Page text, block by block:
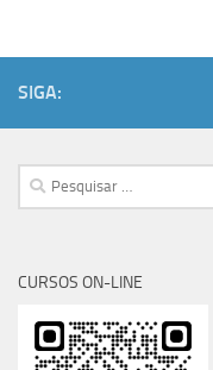
SIGA:
Pesquisar
por:
CURSOS ON-LINE